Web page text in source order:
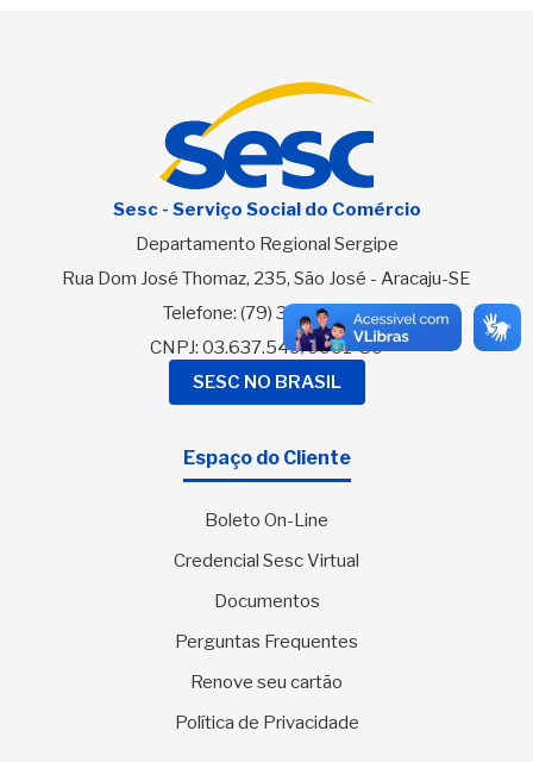
Sesc - Serviço Social do Comércio
Departamento Regional Sergipe
Rua Dom José Thomaz, 235, São José - Aracaju-SE
Telefone: (79) 3216-2700
CNPJ: 03.637.549/0001-80
SESC NO BRASIL
Espaço do Cliente
Boleto On-Line
Credencial Sesc Virtual
Documentos
Perguntas Frequentes
Renove seu cartão
Política de Privacidade